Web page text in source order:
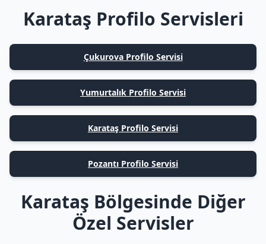
Karataş Profilo Servisleri
Çukurova Profilo Servisi
Yumurtalık Profilo Servisi
Karataş Profilo Servisi
Pozantı Profilo Servisi
Karataş Bölgesinde Diğer
Özel Servisler